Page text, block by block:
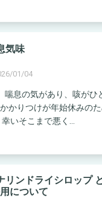
気味
01/04
喘息の気があり、咳がひ
かりつけが年始休みの
いそこまで悪く...
ンドライシロップ
について